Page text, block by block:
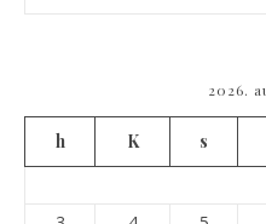
2026.
h K s